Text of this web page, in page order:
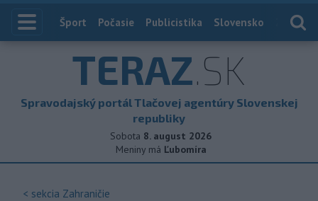
Index
Šport Počasie Publicistika Slovensko
TERAZ.SK
Spravodajský portál Tlačovej agentúry Slovenskej
republiky
Sobota 8. august 2026
Meniny má Ľubomíra
< sekcia Zahraničie